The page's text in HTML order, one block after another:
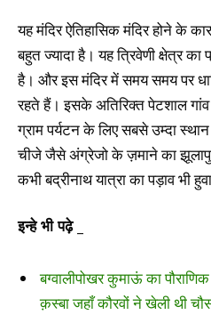
यह मंदिर ऐतिहासिक मंदिर होने के
बहुत ज्यादा है। यह त्रिवेणी क्षेत्र
है। और इस मंदिर में समय समय पर
रहते हैं। इसके अतिरिक्त पेटशाल
ग्राम पर्यटन के लिए सबसे उम्दा
चीजे जैसे अंग्रेजो के ज़माने का
कभी बद्रीनाथ यात्रा का पड़ाव भी
इन्हे भी पढ़े _
बग्वालीपोखर कुमाऊं का
क़स्बा जहाँ कौरवों ने खेली थी